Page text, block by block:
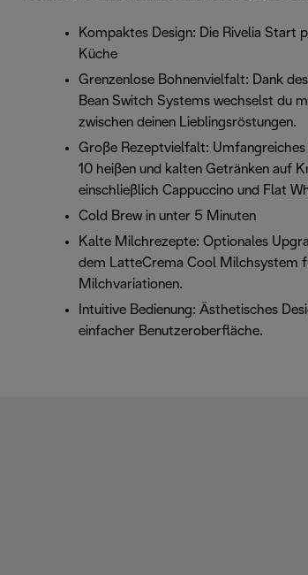
Kompaktes Design: Die Rivelia Start
Küche
Grenzenlose Bohnenvielfalt: Dank
Bean Switch Systems wechselst du
zwischen deinen Lieblingsröstungen.
Große Rezeptvielfalt:
10 heißen und kalten Getränken auf
einschließlich Cappuccino und Flat
Cold Brew in unter 5 Minuten
Kalte Milchrezepte: Optionales
dem LatteCrema Cool Milchsystem
Milchvariationen.
Intuitive Bedienung: Ästhetisches
einfacher Benutzeroberfläche.